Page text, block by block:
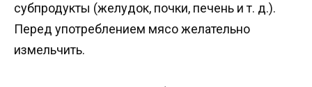
субпродукты (желудок, почки, печень и т. д.).
Перед употреблением мясо желательно
измельчить.